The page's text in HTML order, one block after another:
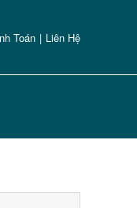
Toán | Liên Hệ